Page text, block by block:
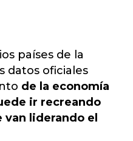
países de la
datos oficiales
de la economía
ir recreando
liderando el